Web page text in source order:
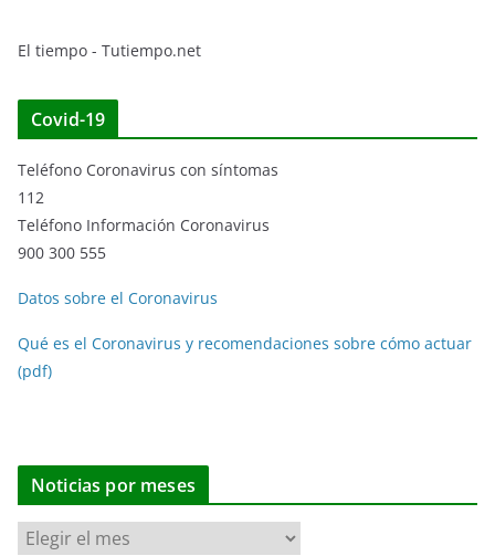
El tiempo - Tutiempo.net
Covid-19
Teléfono Coronavirus con síntomas
112
Teléfono Información Coronavirus
900 300 555
Datos sobre el Coronavirus
Qué es el Coronavirus y recomendaciones sobre cómo actuar
(pdf)
Noticias por meses
N